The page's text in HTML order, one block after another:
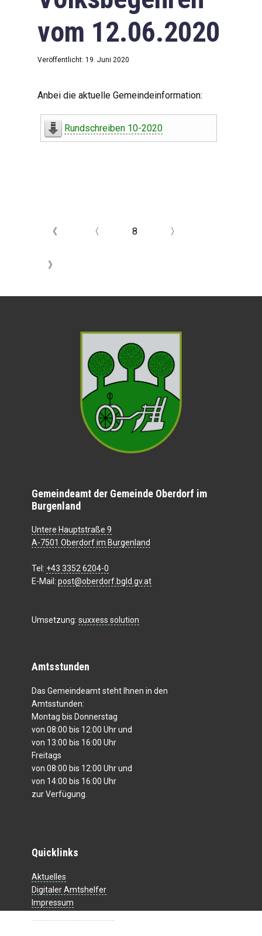
vom 12.06.2020
Veröffentlicht: 19. Juni 2020
Anbei die aktuelle Gemeindeinformation:
Rundschreiben 10-2020
《 〈 8 〉
》
Gemeindeamt der Gemeinde Oberdorf im
Burgenland
Untere Hauptstraße 9
A-7501 Oberdorf im Burgenland
Tel: +43 3352 6204-0
E-Mail: post@oberdorf.bgld.gv.at
Umsetzung: suxxess solution
Amtsstunden
Das Gemeindeamt steht Ihnen in den
Amtsstunden:
Montag bis Donnerstag
von 08:00 bis 12:00 Uhr und
von 13:00 bis 16:00 Uhr
Freitags
von 08:00 bis 12:00 Uhr und
von 14:00 bis 16:00 Uhr
zur Verfügung.
Quicklinks
Aktuelles
Digitaler Amtshelfer
Impressum